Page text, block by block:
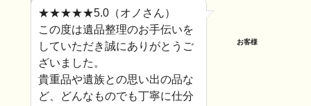
★★★★★5.0（オノさん）
この度は遺品整理のお手伝いを
していただき誠にありがとうご
ざいました。
貴重品や遺族との思い出の品な
ど、どんなものでも丁寧に仕分
お客様